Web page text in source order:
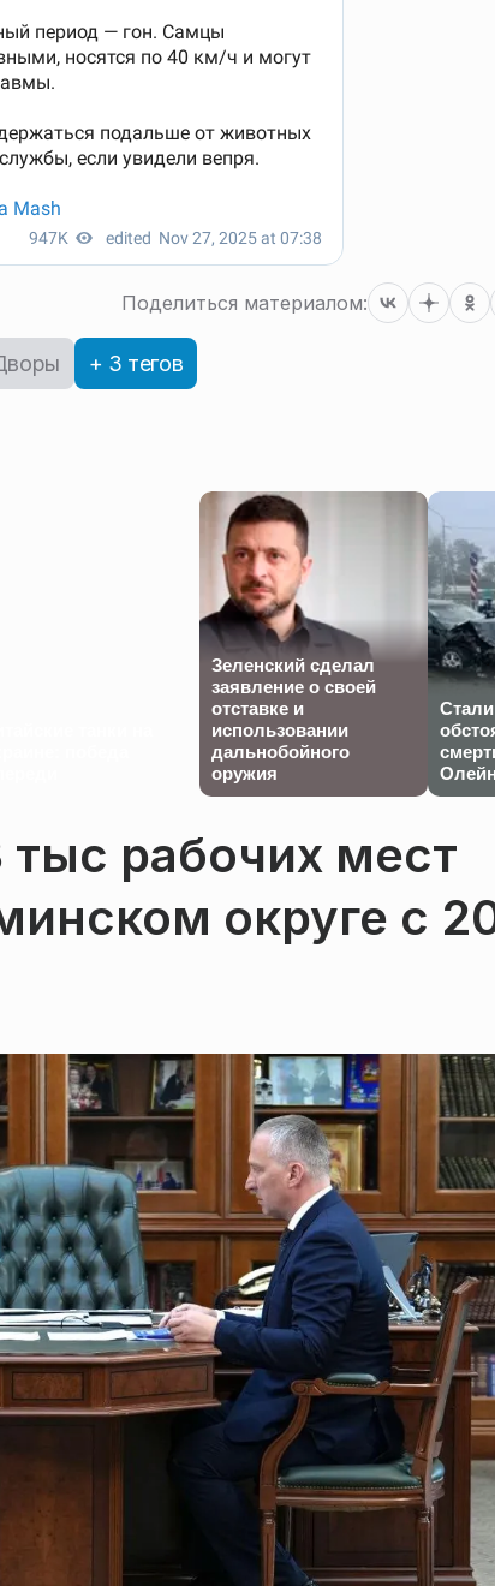
Поделиться материалом:
+ 3 тегов
Зеленский сделал
заявление о своей
отставке и
использовании
дальнобойного
оружия
тыс рабочих мест
округе с